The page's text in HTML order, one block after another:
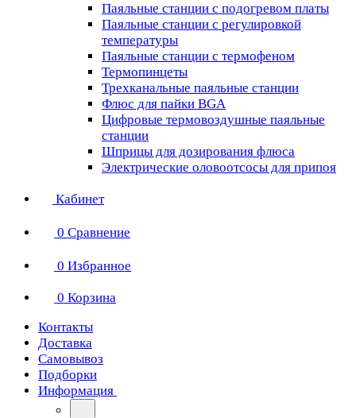
Паяльные станции с подогревом платы
Паяльные станции с регулировкой
температуры
Паяльные станции с термофеном
Термопинцеты
Трехканальные паяльные станции
Флюс для пайки BGA
Цифровые термовоздушные паяльные
станции
Шприцы для дозирования флюса
Электрические оловоотсосы для припоя
Кабинет
0 Сравнение
0 Избранное
0 Корзина
Контакты
Доставка
Самовывоз
Подборки
Информация